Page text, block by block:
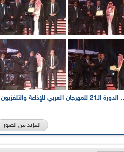
بالصور... الدورة الـ21 للمهرجان العربي للإذاعة والتلفزيون
المزيد من الصور